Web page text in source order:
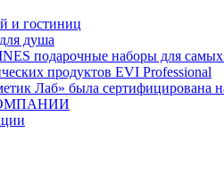
и гостиниц
душа
подарочные наборы для
продуктов EVI Professional
Лаб» была сертифицирована на